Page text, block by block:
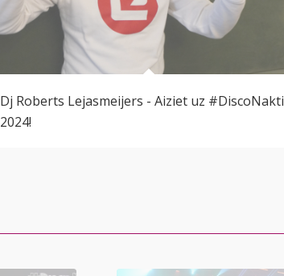
Dj Roberts Lejasmeijers - Aiziet uz #DiscoNakti
2024!